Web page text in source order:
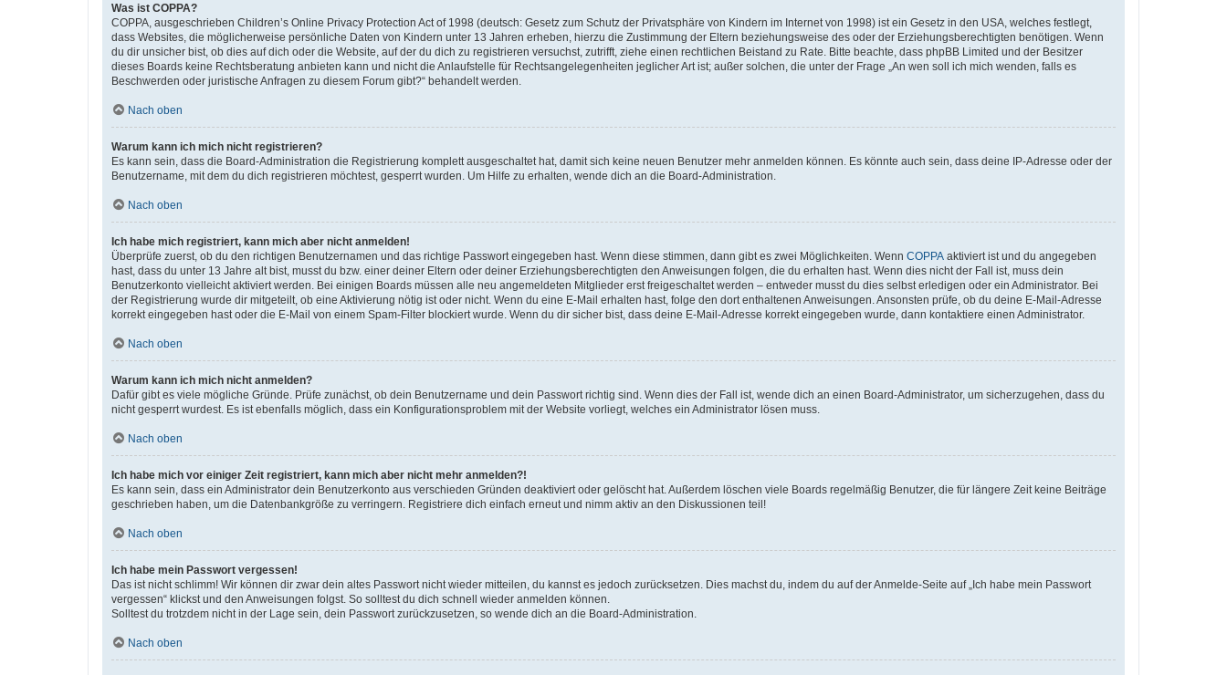
Was ist COPPA?
COPPA, ausgeschrieben Children’s Online Privacy Protection Act of 1998 (deutsch: Gesetz zum Schutz der Privatsphäre von Kindern im Internet von 1998) ist ein Gesetz in den USA, welches festlegt,
dass Websites, die möglicherweise persönliche Daten von Kindern unter 13 Jahren erheben, hierzu die Zustimmung der Eltern beziehungsweise des oder der Erziehungsberechtigten benötigen. Wenn
du dir unsicher bist, ob dies auf dich oder die Website, auf der du dich zu registrieren versuchst, zutrifft, ziehe einen rechtlichen Beistand zu Rate. Bitte beachte, dass phpBB Limited und der Besitzer
dieses Boards keine Rechtsberatung anbieten kann und nicht die Anlaufstelle für Rechtsangelegenheiten jeglicher Art ist; außer solchen, die unter der Frage „An wen soll ich mich wenden, falls es
Beschwerden oder juristische Anfragen zu diesem Forum gibt?“ behandelt werden.
Nach oben
Warum kann ich mich nicht registrieren?
Es kann sein, dass die Board-Administration die Registrierung komplett ausgeschaltet hat, damit sich keine neuen Benutzer mehr anmelden können. Es könnte auch sein, dass deine IP-Adresse oder der
Benutzername, mit dem du dich registrieren möchtest, gesperrt wurden. Um Hilfe zu erhalten, wende dich an die Board-Administration.
Nach oben
Ich habe mich registriert, kann mich aber nicht anmelden!
Überprüfe zuerst, ob du den richtigen Benutzernamen und das richtige Passwort eingegeben hast. Wenn diese stimmen, dann gibt es zwei Möglichkeiten. Wenn COPPA aktiviert ist und du angegeben
hast, dass du unter 13 Jahre alt bist, musst du bzw. einer deiner Eltern oder deiner Erziehungsberechtigten den Anweisungen folgen, die du erhalten hast. Wenn dies nicht der Fall ist, muss dein
Benutzerkonto vielleicht aktiviert werden. Bei einigen Boards müssen alle neu angemeldeten Mitglieder erst freigeschaltet werden – entweder musst du dies selbst erledigen oder ein Administrator. Bei
der Registrierung wurde dir mitgeteilt, ob eine Aktivierung nötig ist oder nicht. Wenn du eine E-Mail erhalten hast, folge den dort enthaltenen Anweisungen. Ansonsten prüfe, ob du deine E-Mail-Adresse
korrekt eingegeben hast oder die E-Mail von einem Spam-Filter blockiert wurde. Wenn du dir sicher bist, dass deine E-Mail-Adresse korrekt eingegeben wurde, dann kontaktiere einen Administrator.
Nach oben
Warum kann ich mich nicht anmelden?
Dafür gibt es viele mögliche Gründe. Prüfe zunächst, ob dein Benutzername und dein Passwort richtig sind. Wenn dies der Fall ist, wende dich an einen Board-Administrator, um sicherzugehen, dass du
nicht gesperrt wurdest. Es ist ebenfalls möglich, dass ein Konfigurationsproblem mit der Website vorliegt, welches ein Administrator lösen muss.
Nach oben
Ich habe mich vor einiger Zeit registriert, kann mich aber nicht mehr anmelden?!
Es kann sein, dass ein Administrator dein Benutzerkonto aus verschieden Gründen deaktiviert oder gelöscht hat. Außerdem löschen viele Boards regelmäßig Benutzer, die für längere Zeit keine Beiträge
geschrieben haben, um die Datenbankgröße zu verringern. Registriere dich einfach erneut und nimm aktiv an den Diskussionen teil!
Nach oben
Ich habe mein Passwort vergessen!
Das ist nicht schlimm! Wir können dir zwar dein altes Passwort nicht wieder mitteilen, du kannst es jedoch zurücksetzen. Dies machst du, indem du auf der Anmelde-Seite auf „Ich habe mein Passwort
vergessen“ klickst und den Anweisungen folgst. So solltest du dich schnell wieder anmelden können.
Solltest du trotzdem nicht in der Lage sein, dein Passwort zurückzusetzen, so wende dich an die Board-Administration.
Nach oben